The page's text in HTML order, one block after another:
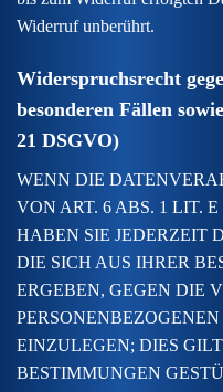
Widerruf unberührt.
Widerspruchsrecht
besonderen Fällen
21 DSGVO)
WENN DIE
VON ART. 6 ABS. 1 LIT.
HABEN SIE JEDERZEIT
DIE SICH AUS IHRER
ERGEBEN, GEGEN DIE
EINZULEGEN; DIES
BESTIMMUNGEN